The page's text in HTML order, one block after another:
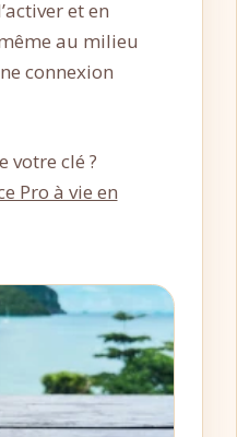
et en
au milieu
connexion
votre clé ?
Pro à vie en